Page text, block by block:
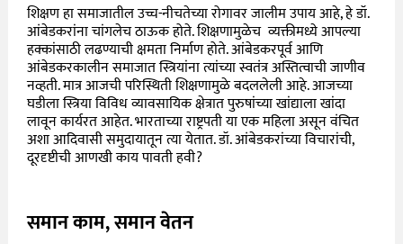
शिक्षण हा समाजातील उच्च-नीचतेच्या रोगावर जालीम उपाय आहे, हे डॉ.
आंबेडकरांना चांगलेच ठाऊक होते. शिक्षणामुळेच व्यक्तीमध्ये आपल्या
हक्कांसाठी लढण्याची क्षमता निर्माण होते. आंबेडकरपूर्व आणि
आंबेडकरकालीन समाजात स्त्रियांना त्यांच्या स्वतंत्र अस्तित्वाची जाणीव
नव्हती. मात्र आजची परिस्थिती शिक्षणामुळे बदललेली आहे. आजच्या
घडीला स्त्रिया विविध व्यावसायिक क्षेत्रात पुरुषांच्या खांद्याला खांदा
लावून कार्यरत आहेत. भारताच्या राष्ट्रपती या एक महिला असून वंचित
अशा आदिवासी समुदायातून त्या येतात. डॉ. आंबेडकरांच्या विचारांची,
दूरदृष्टीची आणखी काय पावती हवी?
समान काम, समान वेतन